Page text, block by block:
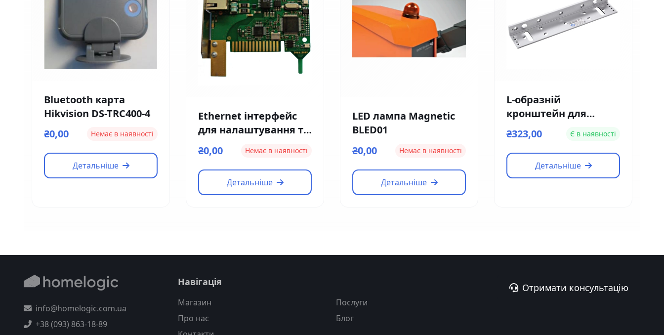
Bluetooth карта
Hikvision DS-TRC400-4
₴0,00
Немає в наявності
Детальніше
Ethernet інтерфейс
для налаштування та
EM01
₴0,00 Немає в наявності
Детальніше
LED лампа Magnetic
BLED01
₴0,00
Немає в наявності
Детальніше
L-образній
кронштейн для
кріплення замку на
вузькі двері Yli
Electronic MBK-180NL
₴323,00 Є в наявності
Детальніше
info@homelogic.com.ua
+38 (093) 863-18-89
Навігація
Магазин
Послуги
Про нас
Блог
Отримати консультацію